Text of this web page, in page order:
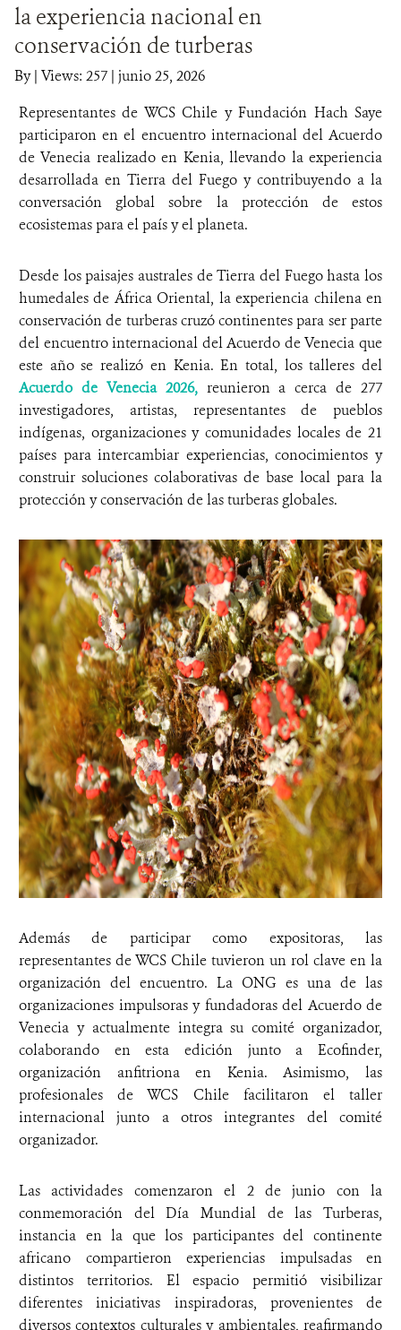
DONA
la experiencia nacional en
conservación de turberas
By| Views: 257 | junio 25, 2026
Representantes de WCS Chile y Fundación Hach Saye
participaron en el encuentro internacional del Acuerdo
de Venecia realizado en Kenia, llevando la experiencia
desarrollada en Tierra del Fuego y contribuyendo a la
conversación global sobre la protección de estos
ecosistemas para el país y el planeta.
Desde los paisajes australes de Tierra del Fuego hasta los
humedales de África Oriental, la experiencia chilena en
conservación de turberas cruzó continentes para ser parte
del encuentro internacional del Acuerdo de Venecia que
este año se realizó en Kenia. En total, los talleres del
Acuerdo de Venecia 2026,reunieron a cerca de 277
investigadores, artistas, representantes de pueblos
indígenas, organizaciones y comunidades locales de 21
países para intercambiar experiencias, conocimientos y
construir soluciones colaborativas de base local para la
protección y conservación de las turberas globales.
Además de participar como expositoras, las
representantes de WCS Chile tuvieron un rol clave en la
organización del encuentro. La ONG es una de las
organizaciones impulsoras y fundadoras del Acuerdo de
Venecia y actualmente integra su comité organizador,
colaborando en esta edición junto a Ecofinder,
organización anfitriona en Kenia. Asimismo, las
profesionales de WCS Chile facilitaron el taller
internacional junto a otros integrantes del comité
organizador.
Las actividades comenzaron el 2 de junio con la
conmemoración del Día Mundial de las Turberas,
instancia en la que los participantes del continente
africano compartieron experiencias impulsadas en
distintos territorios. El espacio permitió visibilizar
diferentes iniciativas inspiradoras, provenientes de
diversos contextos culturales y ambientales, reafirmando